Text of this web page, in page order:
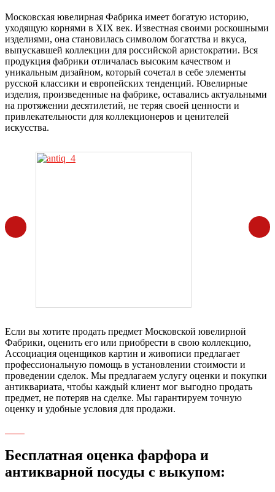
Московская ювелирная Фабрика имеет богатую историю,
уходящую корнями в XIX век. Известная своими роскошными
изделиями, она становилась символом богатства и вкуса,
выпускавшей коллекции для российской аристократии. Вся
продукция фабрики отличалась высоким качеством и
уникальным дизайном, который сочетал в себе элементы
русской классики и европейских тенденций. Ювелирные
изделия, произведенные на фабрике, оставались актуальными
на протяжении десятилетий, не теряя своей ценности и
привлекательности для коллекционеров и ценителей
искусства.
Если вы хотите продать предмет Московской ювелирной
Фабрики, оценить его или приобрести в свою коллекцию,
Ассоциация оценщиков картин и живописи предлагает
профессиональную помощь в установлении стоимости и
проведении сделок. Мы предлагаем услугу оценки и покупки
антиквариата, чтобы каждый клиент мог выгодно продать
предмет, не потеряв на сделке. Мы гарантируем точную
оценку и удобные условия для продажи.
Бесплатная оценка фарфора и
антикварной посуды с выкупом: